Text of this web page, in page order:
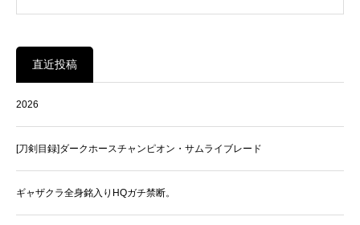
直近投稿
2026
[刀剣目録]ダークホースチャンピオン・サムライブレード
ギャザクラ全身銘入りHQガチ禁断。